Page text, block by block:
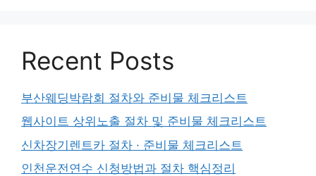
Recent Posts
부산웨딩박람회 절차와 준비물 체크리스트
웹사이트 상위노출 절차 및 준비물 체크리스트
신차장기렌트카 절차 · 준비물 체크리스트
인천운전연수 신청방법과 절차 핵심정리